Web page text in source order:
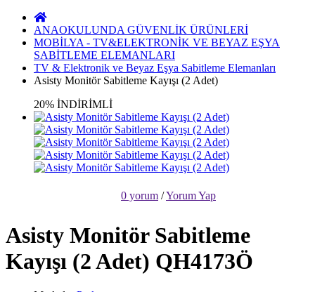
ANAOKULUNDA GÜVENLİK ÜRÜNLERİ
MOBİLYA - TV&ELEKTRONİK VE BEYAZ EŞYA
SABİTLEME ELEMANLARI
TV & Elektronik ve Beyaz Eşya Sabitleme Elemanları
Asisty Monitör Sabitleme Kayışı (2 Adet)
20% İNDİRİMLİ
0 yorum /Yorum Yap
Asisty Monitör Sabitleme
Kayışı (2 Adet) QH4173Ö